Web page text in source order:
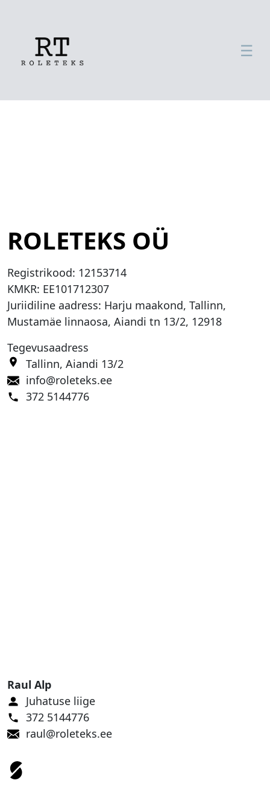
☰
Raul Alp
Juhatuse liige
372 5144776
raul@roleteks.ee
ROLETEKS OÜ
Registrikood: 12153714
KMKR: EE101712307
Juriidiline aadress: Harju maakond, Tallinn,
Mustamäe linnaosa, Aiandi tn 13/2, 12918
Tegevusaadress
Tallinn, Aiandi 13/2
info@roleteks.ee
372 5144776